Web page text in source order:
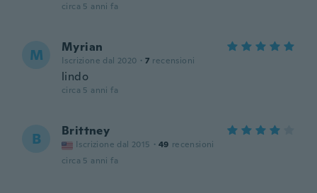
circa 5 anni fa
M Myrian
Iscrizione dal 2020 · 7 recensioni
lindo
circa 5 anni fa
B Brittney
Iscrizione dal 2015 · 49 recensioni
circa 5 anni fa